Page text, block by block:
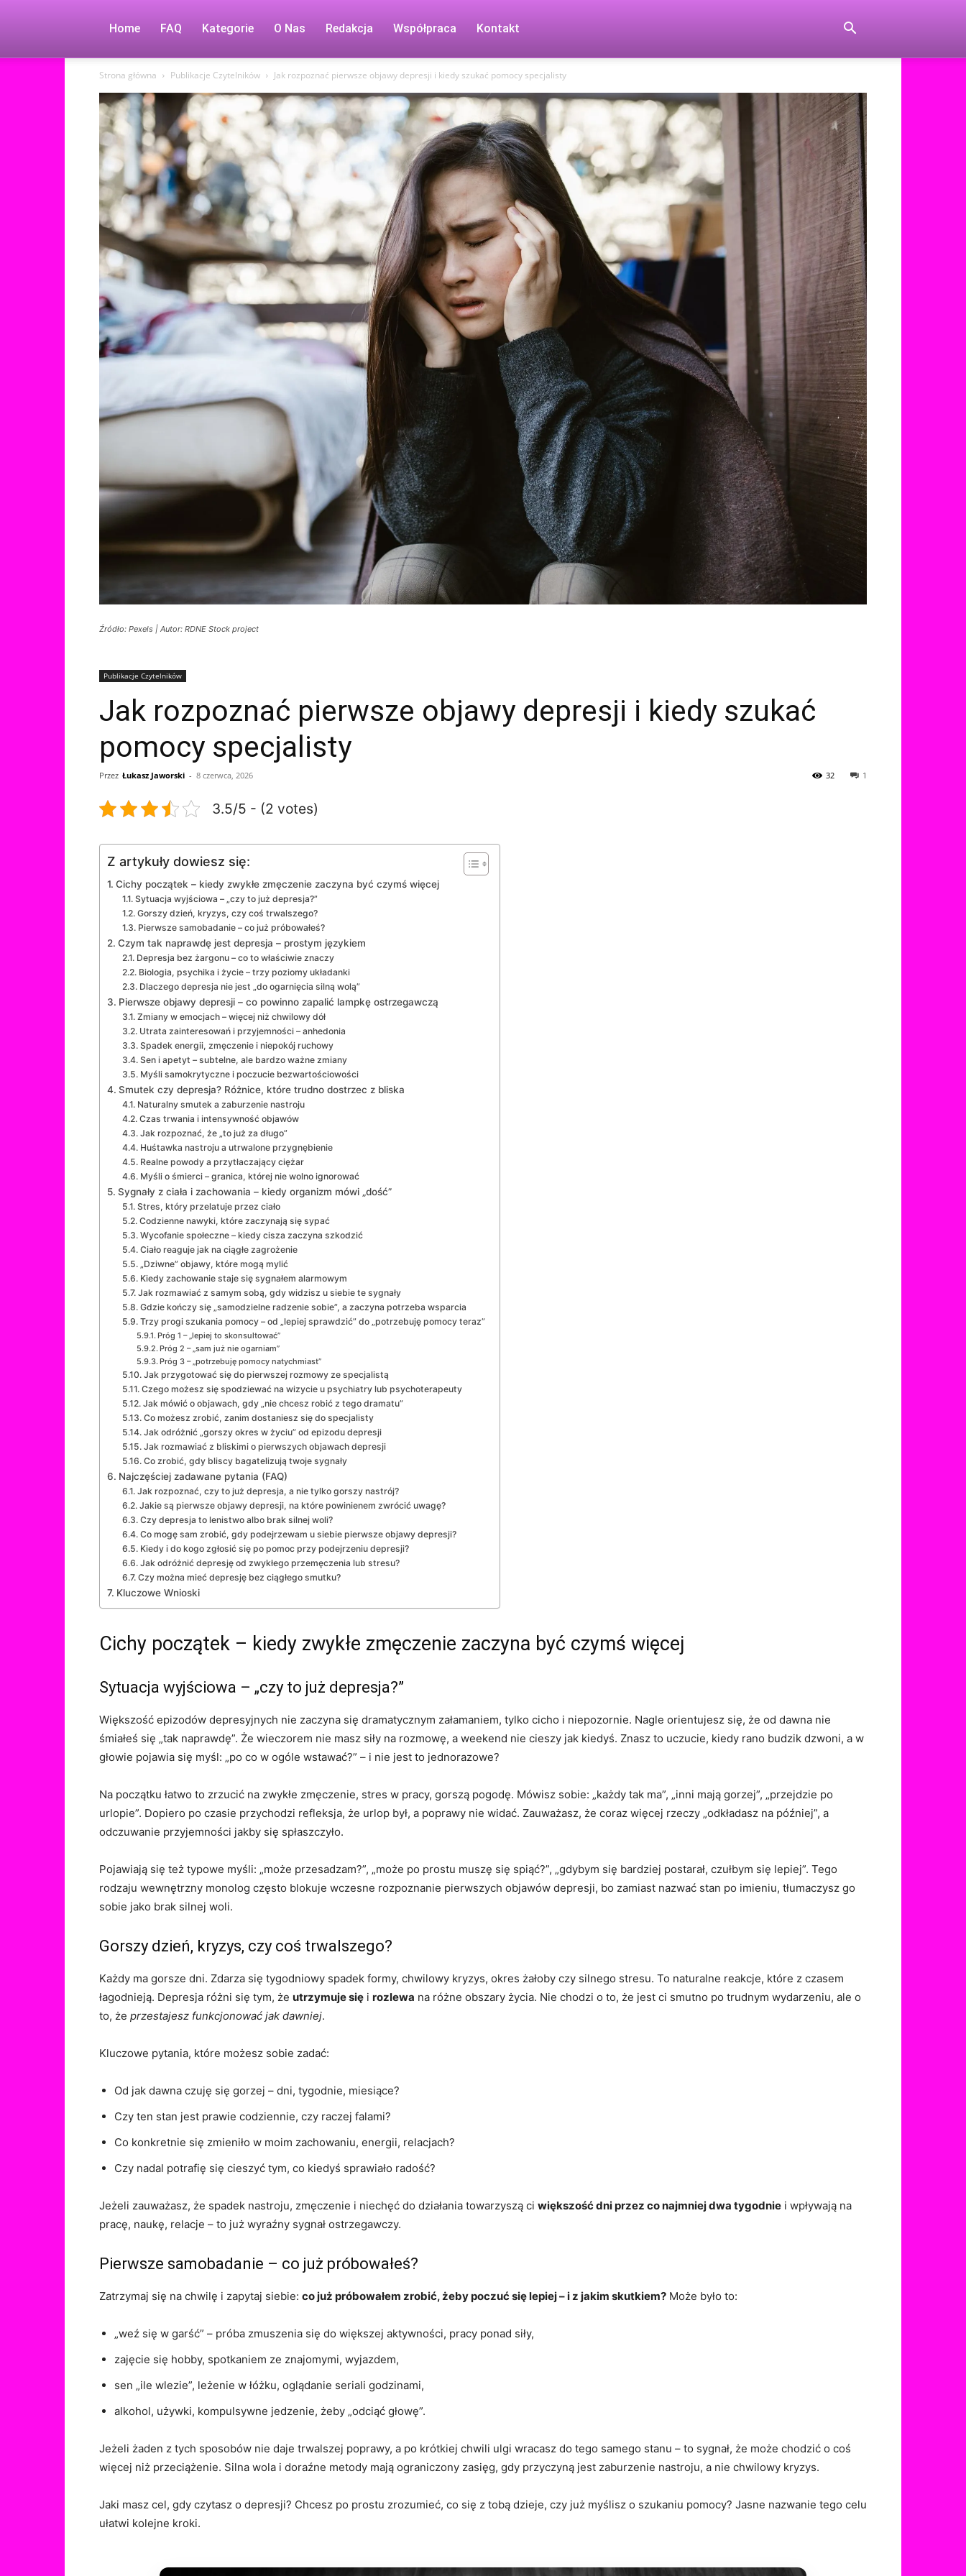
Home FAQ Kategorie O Nas Redakcja Współpraca Kontakt
Strona główna Publikacje Czytelników Jak rozpoznać pierwsze objawy depresji i kiedy szukać pomocy specjalisty
Źródło: Pexels | Autor: RDNE Stock project
Publikacje Czytelników
Jak rozpoznać pierwsze objawy depresji i kiedy szukać
pomocy specjalisty
Przez Łukasz Jaworski - 8 czerwca, 2026 1
32
3.5/5 - (2 votes)
Z artykuły dowiesz się:
Cichy początek – kiedy zwykłe zmęczenie zaczyna być czymś więcej
Sytuacja wyjściowa – „czy to już depresja?”
Gorszy dzień, kryzys, czy coś trwalszego?
Pierwsze samobadanie – co już próbowałeś?
Czym tak naprawdę jest depresja – prostym językiem
Depresja bez żargonu – co to właściwie znaczy
Biologia, psychika i życie – trzy poziomy układanki
Dlaczego depresja nie jest „do ogarnięcia silną wolą”
Pierwsze objawy depresji – co powinno zapalić lampkę ostrzegawczą
Zmiany w emocjach – więcej niż chwilowy dół
Utrata zainteresowań i przyjemności – anhedonia
Spadek energii, zmęczenie i niepokój ruchowy
Sen i apetyt – subtelne, ale bardzo ważne zmiany
Myśli samokrytyczne i poczucie bezwartościowości
Smutek czy depresja? Różnice, które trudno dostrzec z bliska
Naturalny smutek a zaburzenie nastroju
Czas trwania i intensywność objawów
Jak rozpoznać, że „to już za długo”
Huśtawka nastroju a utrwalone przygnębienie
Realne powody a przytłaczający ciężar
Myśli o śmierci – granica, której nie wolno ignorować
Sygnały z ciała i zachowania – kiedy organizm mówi „dość”
Stres, który przelatuje przez ciało
Codzienne nawyki, które zaczynają się sypać
Wycofanie społeczne – kiedy cisza zaczyna szkodzić
Ciało reaguje jak na ciągłe zagrożenie
„Dziwne” objawy, które mogą mylić
Kiedy zachowanie staje się sygnałem alarmowym
Jak rozmawiać z samym sobą, gdy widzisz u siebie te sygnały
Gdzie kończy się „samodzielne radzenie sobie”, a zaczyna potrzeba wsparcia
Trzy progi szukania pomocy – od „lepiej sprawdzić” do „potrzebuję pomocy teraz”
Próg 1 – „lepiej to skonsultować”
Próg 2 – „sam już nie ogarniam”
Próg 3 – „potrzebuję pomocy natychmiast”
Jak przygotować się do pierwszej rozmowy ze specjalistą
Czego możesz się spodziewać na wizycie u psychiatry lub psychoterapeuty
Jak mówić o objawach, gdy „nie chcesz robić z tego dramatu”
Co możesz zrobić, zanim dostaniesz się do specjalisty
Jak odróżnić „gorszy okres w życiu” od epizodu depresji
Jak rozmawiać z bliskimi o pierwszych objawach depresji
Co zrobić, gdy bliscy bagatelizują twoje sygnały
Najczęściej zadawane pytania (FAQ)
Jak rozpoznać, czy to już depresja, a nie tylko gorszy nastrój?
Jakie są pierwsze objawy depresji, na które powinienem zwrócić uwagę?
Czy depresja to lenistwo albo brak silnej woli?
Co mogę sam zrobić, gdy podejrzewam u siebie pierwsze objawy depresji?
Kiedy i do kogo zgłosić się po pomoc przy podejrzeniu depresji?
Jak odróżnić depresję od zwykłego przemęczenia lub stresu?
Czy można mieć depresję bez ciągłego smutku?
Kluczowe Wnioski
Cichy początek – kiedy zwykłe zmęczenie zaczyna być czymś więcej
Sytuacja wyjściowa – „czy to już depresja?”
Większość epizodów depresyjnych nie zaczyna się dramatycznym załamaniem, tylko cicho i niepozornie. Nagle orientujesz się, że od dawna nie
śmiałeś się „tak naprawdę”. Że wieczorem nie masz siły na rozmowę, a weekend nie cieszy jak kiedyś. Znasz to uczucie, kiedy rano budzik dzwoni, a w
głowie pojawia się myśl: „po co w ogóle wstawać?” – i nie jest to jednorazowe?
Na początku łatwo to zrzucić na zwykłe zmęczenie, stres w pracy, gorszą pogodę. Mówisz sobie: „każdy tak ma”, „inni mają gorzej”, „przejdzie po
urlopie”. Dopiero po czasie przychodzi refleksja, że urlop był, a poprawy nie widać. Zauważasz, że coraz więcej rzeczy „odkładasz na później”, a
odczuwanie przyjemności jakby się spłaszczyło.
Pojawiają się też typowe myśli: „może przesadzam?”, „może po prostu muszę się spiąć?”, „gdybym się bardziej postarał, czułbym się lepiej”. Tego
rodzaju wewnętrzny monolog często blokuje wczesne rozpoznanie pierwszych objawów depresji, bo zamiast nazwać stan po imieniu, tłumaczysz go
sobie jako brak silnej woli.
Gorszy dzień, kryzys, czy coś trwalszego?
Każdy ma gorsze dni. Zdarza się tygodniowy spadek formy, chwilowy kryzys, okres żałoby czy silnego stresu. To naturalne reakcje, które z czasem
łagodnieją. Depresja różni się tym, że utrzymuje się i rozlewa na różne obszary życia. Nie chodzi o to, że jest ci smutno po trudnym wydarzeniu, ale o
to, że przestajesz funkcjonować jak dawniej.
Kluczowe pytania, które możesz sobie zadać:
Od jak dawna czuję się gorzej – dni, tygodnie, miesiące?
Czy ten stan jest prawie codziennie, czy raczej falami?
Co konkretnie się zmieniło w moim zachowaniu, energii, relacjach?
Czy nadal potrafię się cieszyć tym, co kiedyś sprawiało radość?
Jeżeli zauważasz, że spadek nastroju, zmęczenie i niechęć do działania towarzyszą ci większość dni przez co najmniej dwa tygodnie i wpływają na
pracę, naukę, relacje – to już wyraźny sygnał ostrzegawczy.
Pierwsze samobadanie – co już próbowałeś?
Zatrzymaj się na chwilę i zapytaj siebie: co już próbowałem zrobić, żeby poczuć się lepiej – i z jakim skutkiem? Może było to:
„weź się w garść” – próba zmuszenia się do większej aktywności, pracy ponad siły,
zajęcie się hobby, spotkaniem ze znajomymi, wyjazdem,
sen „ile wlezie”, leżenie w łóżku, oglądanie seriali godzinami,
alkohol, używki, kompulsywne jedzenie, żeby „odciąć głowę”.
Jeżeli żaden z tych sposobów nie daje trwalszej poprawy, a po krótkiej chwili ulgi wracasz do tego samego stanu – to sygnał, że może chodzić o coś
więcej niż przeciążenie. Silna wola i doraźne metody mają ograniczony zasięg, gdy przyczyną jest zaburzenie nastroju, a nie chwilowy kryzys.
Jaki masz cel, gdy czytasz o depresji? Chcesz po prostu zrozumieć, co się z tobą dzieje, czy już myślisz o szukaniu pomocy? Jasne nazwanie tego celu
ułatwi kolejne kroki.